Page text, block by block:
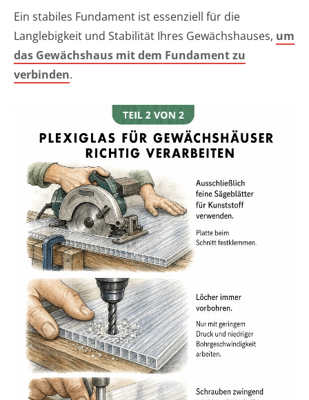
Ein stabiles Fundament ist essenziell für die
Langlebigkeit und Stabilität Ihres Gewächshauses, um
das Gewächshaus mit dem Fundament zu
verbinden.